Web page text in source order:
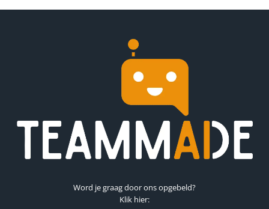
Word je graag door ons opgebeld?
Klik hier: